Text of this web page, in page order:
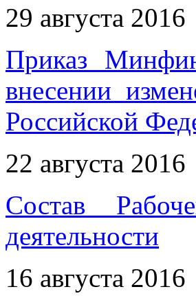
29 августа 2016
Приказ
внесении
Российской
22 августа 2016
Состав
деятельности
16 августа 2016